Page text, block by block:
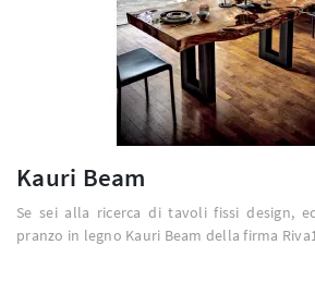
Kauri Beam
Se sei alla ricerca di tavoli fissi design,
pranzo in legno Kauri Beam della firma